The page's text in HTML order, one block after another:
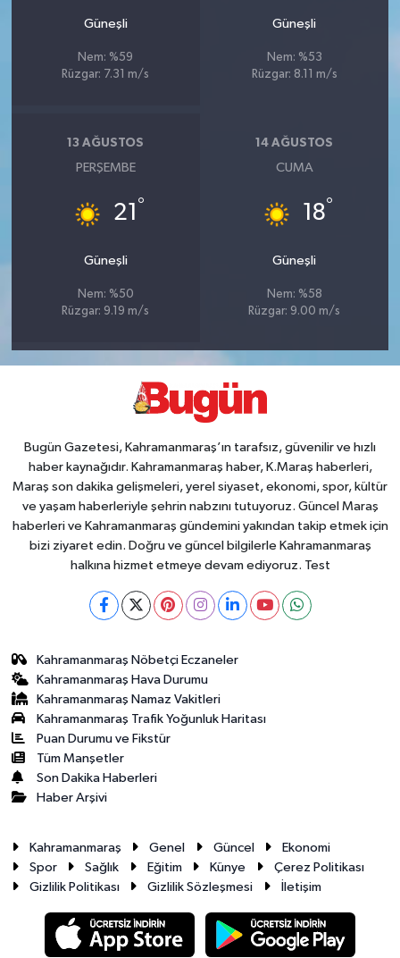
Güneşli
Nem: %59
Rüzgar: 7.31 m/s
Güneşli
Nem: %53
Rüzgar: 8.11 m/s
13 AĞUSTOS
PERŞEMBE
21 °
Güneşli
Nem: %50
Rüzgar: 9.19 m/s
14 AĞUSTOS
CUMA
18°
Güneşli
Nem: %58
Rüzgar: 9.00 m/s
Bugün Gazetesi, Kahramanmaraş’ın tarafsız, güvenilir ve hızlı
haber kaynağıdır. Kahramanmaraş haber, K.Maraş haberleri,
Maraş son dakika gelişmeleri, yerel siyaset, ekonomi, spor, kültür
ve yaşam haberleriyle şehrin nabzını tutuyoruz. Güncel Maraş
haberleri ve Kahramanmaraş gündemini yakından takip etmek için
bizi ziyaret edin. Doğru ve güncel bilgilerle Kahramanmaraş
halkına hizmet etmeye devam ediyoruz. Test
Kahramanmaraş Nöbetçi Eczaneler
Kahramanmaraş Hava Durumu
Kahramanmaraş Namaz Vakitleri
Kahramanmaraş Trafik Yoğunluk Haritası
Puan Durumu ve Fikstür
Tüm Manşetler
Son Dakika Haberleri
Haber Arşivi
Kahramanmaraş Genel Güncel
Ekonomi
Spor
Sağlık Eğitim Künye
Çerez Politikası
Gizlilik Politikası
Gizlilik Sözleşmesi İletişim